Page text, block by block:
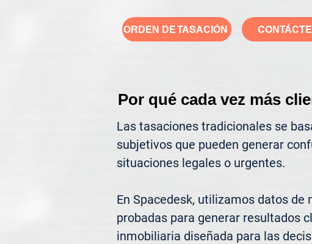
ORDEN DE TASACIÓN
Por qué cada vez más
Las tasaciones tradicionales se
subjetivos que pueden generar
situaciones legales o urgentes.
En Spacedesk, utilizamos datos
probadas para generar resultados
inmobiliaria diseñada para las